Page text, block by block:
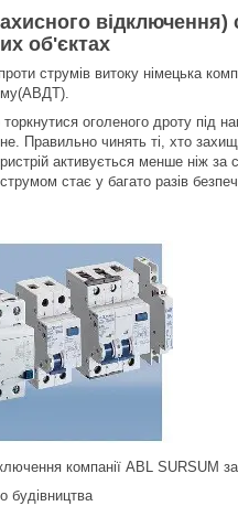
відключення)
об'єктах
струмів витоку німецька
оголеного дроту під
Правильно чинять ті, хто
активується менше ніж
стає у багато разів
компанії ABL SURSUM
будівництва